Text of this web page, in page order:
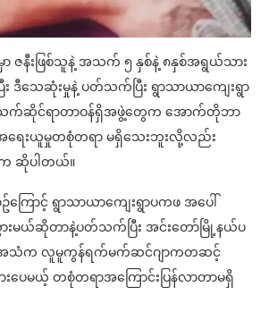
ာ ဇနီးဖြစ်သူနဲ့ အသက် ၅ နှစ်နဲ့ ၈နှစ်အရွယ်သား
ြီး ဒီသေဆုံးမှုနဲ့ ပတ်သက်ပြီး ရွာသာယာကျေးရွာ
က်ဆိုင်ရာတာဝန်ရှိအဖွဲ့တွေက အောက်တိုဘာ
ေးယူမှုတစုံတရာ မရှိသေးဘူးလို့လည်း
ဆိုပါတယ်။
ြောင့် ရွာသာယာကျေးရွာပကဖ အပေါ်
မယ်ဆိုတာနဲ့ပတ်သက်ပြီး အင်းတော်မြို့နယ်ပ
သံက လူမူကွန်ရက်မက်ဆင်ဂျာကတဆင့်
ပေမယ့် တစုံတရာအကြောင်းပြန်လာတာမရှိ